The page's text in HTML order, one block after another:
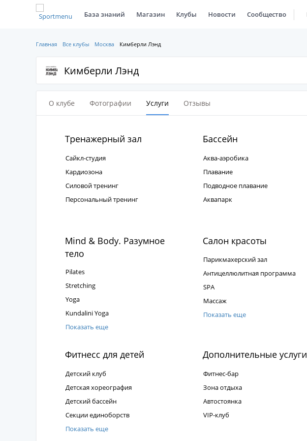
База знаний Магазин Клубы Новости Сообщество
Главная Все клубы Москва Кимберли Лэнд
Кимберли Лэнд
О клубе Фотографии Услуги Отзывы
Тренажерный зал
Сайкл-студия
Кардиозона
Силовой тренинг
Персональный тренинг
Бассейн
Аква-аэробика
Плавание
Подводное плавание
Аквапарк
Mind & Body. Разумное
тело
Pilates
Stretching
Yoga
Kundalini Yoga
Показать еще
Салон красоты
Парикмахерский зал
Антицеллюлитная программа
SPA
Массаж
Показать еще
Фитнесс для детей
Детский клуб
Детская хореография
Детский бассейн
Секции единоборств
Показать еще
Дополнительные услуги
Фитнес-бар
Зона отдыха
Автостоянка
VIP-клуб